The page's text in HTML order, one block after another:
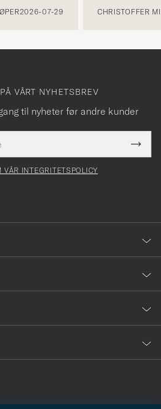
2026-07-29 CHRISTOFFER
VÅRT NYHETSBREV
til nyheter før andre kunder
VÅR INTEGRITETSPOLICY